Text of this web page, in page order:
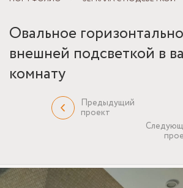
Овальное
внешней подсветкой в
комнату
Предыдущий
проект